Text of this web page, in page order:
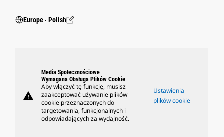
Europe ‧ Polish
warning
Media Społecznościowe
Wymagana Obsługa Plików Cookie
Aby włączyć tę funkcję, musisz
zaakceptować używanie plików
cookie przeznaczonych do
targetowania, funkcjonalnych i
odpowiadających za wydajność.
Ustawienia
plików cookie